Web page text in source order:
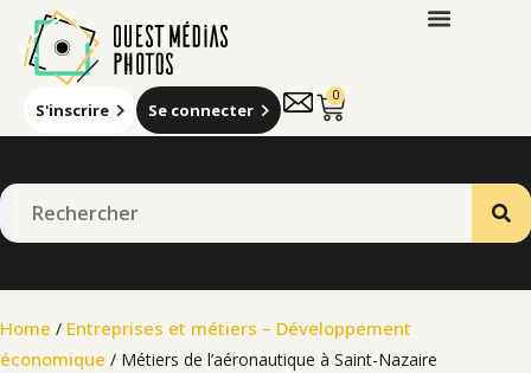
S'inscrire Se connecter
0
Home / Entreprises et métiers – Développement
économique / Métiers de l’aéronautique à Saint-Nazaire